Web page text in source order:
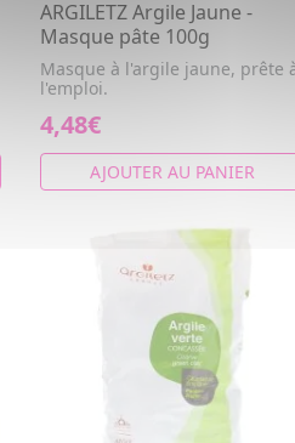
ARGILETZ Argile Jaune -
Masque pâte 100g
Masque à l'argile jaune, prête
l'emploi.
4,48€
AJOUTER AU PANIER